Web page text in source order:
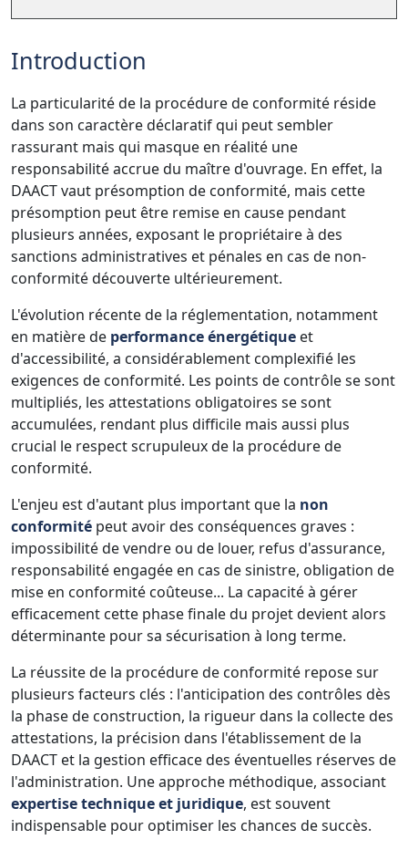
Introduction
La particularité de la procédure de conformité réside
dans son caractère déclaratif qui peut sembler
rassurant mais qui masque en réalité une
responsabilité accrue du maître d'ouvrage. En effet, la
DAACT vaut présomption de conformité, mais cette
présomption peut être remise en cause pendant
plusieurs années, exposant le propriétaire à des
sanctions administratives et pénales en cas de non-
conformité découverte ultérieurement.
L'évolution récente de la réglementation, notamment
en matière de performance énergétique et
d'accessibilité, a considérablement complexifié les
exigences de conformité. Les points de contrôle se sont
multipliés, les attestations obligatoires se sont
accumulées, rendant plus difficile mais aussi plus
crucial le respect scrupuleux de la procédure de
conformité.
L'enjeu est d'autant plus important que la non
conformité peut avoir des conséquences graves :
impossibilité de vendre ou de louer, refus d'assurance,
responsabilité engagée en cas de sinistre, obligation de
mise en conformité coûteuse... La capacité à gérer
efficacement cette phase finale du projet devient alors
déterminante pour sa sécurisation à long terme.
La réussite de la procédure de conformité repose sur
plusieurs facteurs clés : l'anticipation des contrôles dès
la phase de construction, la rigueur dans la collecte des
attestations, la précision dans l'établissement de la
DAACT et la gestion efficace des éventuelles réserves de
l'administration. Une approche méthodique, associant
expertise technique et juridique, est souvent
indispensable pour optimiser les chances de succès.